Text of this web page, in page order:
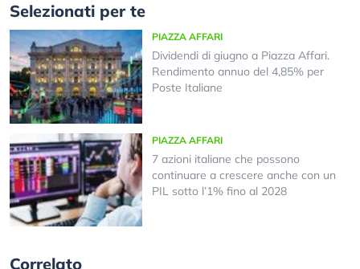
Selezionati per te
PIAZZA AFFARI
Dividendi di giugno a Piazza Affari.
Rendimento annuo del 4,85% per
Poste Italiane
PIAZZA AFFARI
7 azioni italiane che possono
continuare a crescere anche con un
PIL sotto l’1% fino al 2028
Correlato